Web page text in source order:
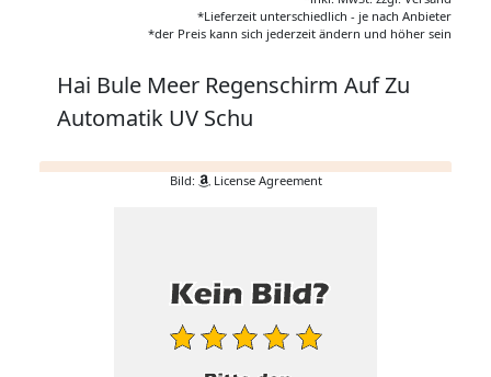
*Lieferzeit unterschiedlich - je nach Anbieter
*der Preis kann sich jederzeit ändern und höher sein
Hai Bule Meer Regenschirm Auf Zu
Automatik UV Schu
Bild: License Agreement